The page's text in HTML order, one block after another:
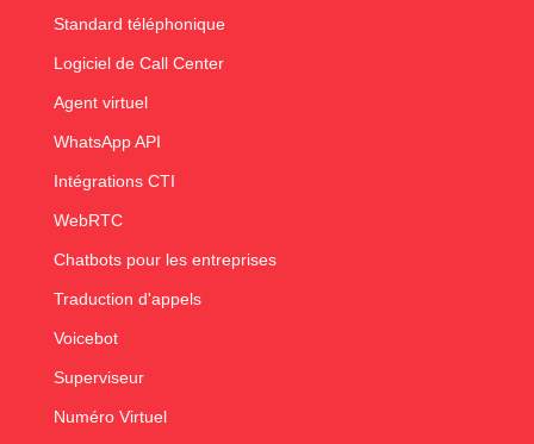
Standard téléphonique
Logiciel de Call Center
Agent virtuel
WhatsApp API
Intégrations CTI
WebRTC
Chatbots pour les entreprises
Traduction d'appels
Voicebot
Superviseur
Numéro Virtuel